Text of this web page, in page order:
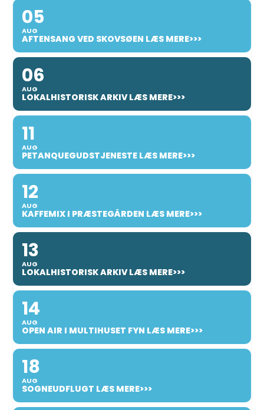
05
AUG
AFTENSANG VED SKOVSØEN LÆS MERE>>>
06
AUG
LOKALHISTORISK ARKIV LÆS MERE>>>
11
AUG
PETANQUEGUDSTJENESTE LÆS MERE>>>
12
AUG
KAFFEMIX I PRÆSTEGÅRDEN LÆS MERE>>>
13
AUG
LOKALHISTORISK ARKIV LÆS MERE>>>
14
AUG
OPEN AIR I MULTIHUSET FYN LÆS MERE>>>
18
AUG
SOGNEUDFLUGT LÆS MERE>>>